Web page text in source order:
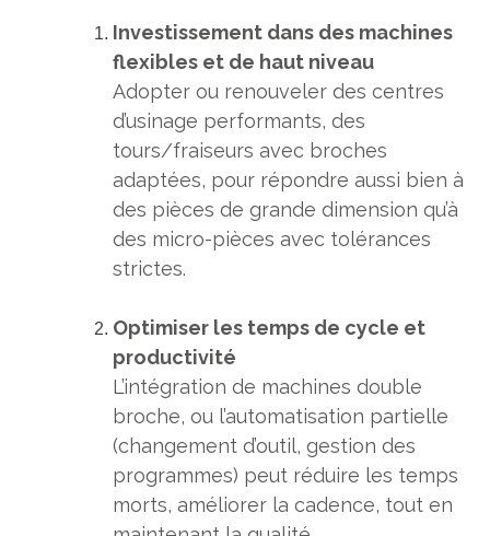
Investissement dans des machines
flexibles et de haut niveau
Adopter ou renouveler des centres
d’usinage performants, des
tours/fraiseurs avec broches
adaptées, pour répondre aussi bien à
des pièces de grande dimension qu’à
des micro-pièces avec tolérances
strictes.
Optimiser les temps de cycle et
productivité
L’intégration de machines double
broche, ou l’automatisation partielle
(changement d’outil, gestion des
programmes) peut réduire les temps
morts, améliorer la cadence, tout en